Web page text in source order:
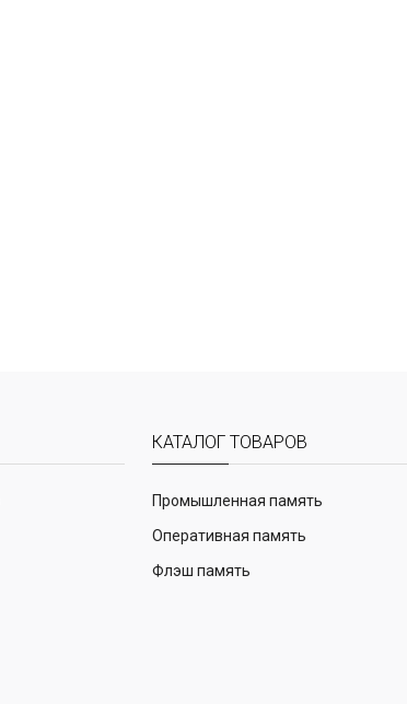
КАТАЛОГ ТОВАРОВ
Промышленная память
Оперативная память
Флэш память